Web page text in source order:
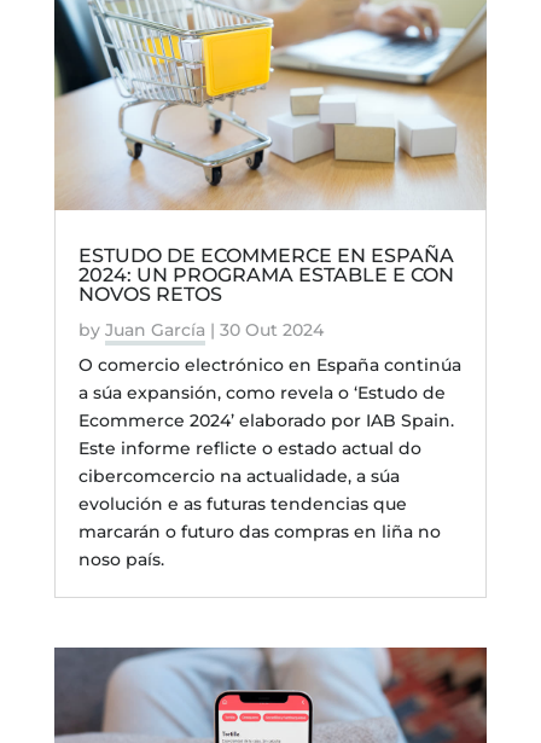
ESTUDO DE ECOMMERCE EN ESPAÑA
2024: UN PROGRAMA ESTABLE E CON
NOVOS RETOS
by Juan García | 30 Out 2024
O comercio electrónico en España continúa
a súa expansión, como revela o ‘Estudo de
Ecommerce 2024’ elaborado por IAB Spain.
Este informe reflicte o estado actual do
cibercomcercio na actualidade, a súa
evolución e as futuras tendencias que
marcarán o futuro das compras en liña no
noso país.